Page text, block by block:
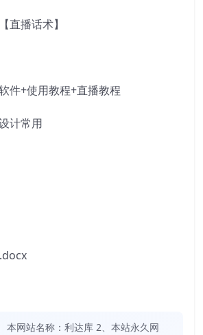
直播话术】
件+使用教程+直播教程
计常用
本网站名称：利达库 2、本站永久网